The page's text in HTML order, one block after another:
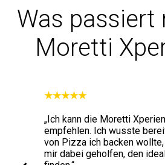
Was passiert
Moretti
★★★★★
„Ich kann die Moretti
empfehlen. Ich wusste
von Pizza ich backen
mir dabei geholfen, den